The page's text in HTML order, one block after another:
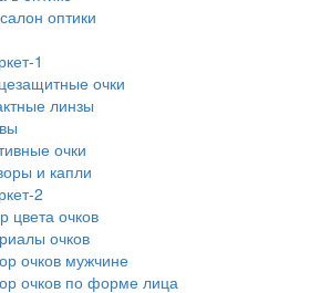
оптики
1
очки
линзы
очки
и капли
2
цвета очков
очков
очков мужчине
очков по форме лица